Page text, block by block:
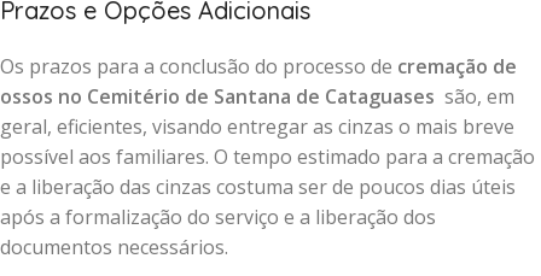
Prazos e Opções Adicionais
Os prazos para a conclusão do processo de cremação de
ossos no Cemitério de Santana de Cataguases são, em
geral, eficientes, visando entregar as cinzas o mais breve
possível aos familiares. O tempo estimado para a cremação
e a liberação das cinzas costuma ser de poucos dias úteis
após a formalização do serviço e a liberação dos
documentos necessários.